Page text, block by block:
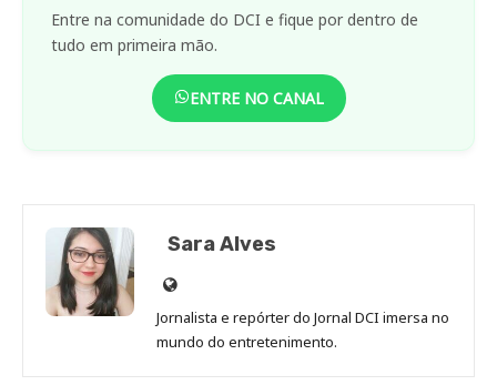
Entre na comunidade do DCI e fique por dentro de
tudo em primeira mão.
ENTRE NO CANAL
Sara Alves
Site
de
Sara
Jornalista e repórter do Jornal DCI imersa no
mundo do entretenimento.